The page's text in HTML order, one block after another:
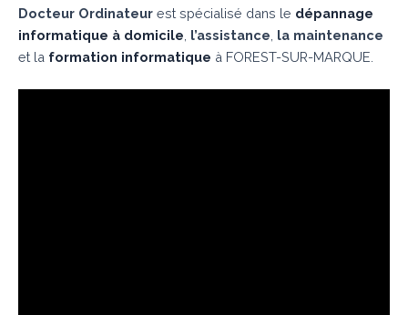
Docteur Ordinateur est spécialisé dans le dépannage
informatique à domicile l’assistance la maintenance
et la formation informatique à FOREST-SUR-MARQUE.